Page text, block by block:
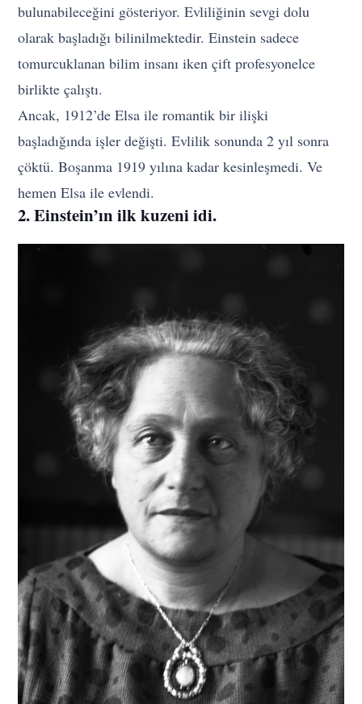
bulunabileceğini gösteriyor. Evliliğinin sevgi dolu
olarak başladığı bilinilmektedir. Einstein sadece
tomurcuklanan bilim insanı iken çift profesyonelce
birlikte çalıştı.
Ancak, 1912’de Elsa ile romantik bir ilişki
başladığında işler değişti. Evlilik sonunda 2 yıl sonra
çöktü. Boşanma 1919 yılına kadar kesinleşmedi. Ve
hemen Elsa ile evlendi.
2. Einstein’ın ilk kuzeni idi.